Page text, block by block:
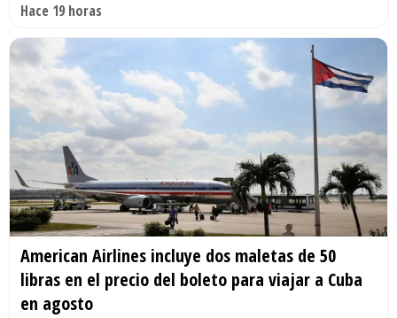
Hace 19 horas
American Airlines incluye dos maletas de 50
libras en el precio del boleto para viajar a Cuba
en agosto